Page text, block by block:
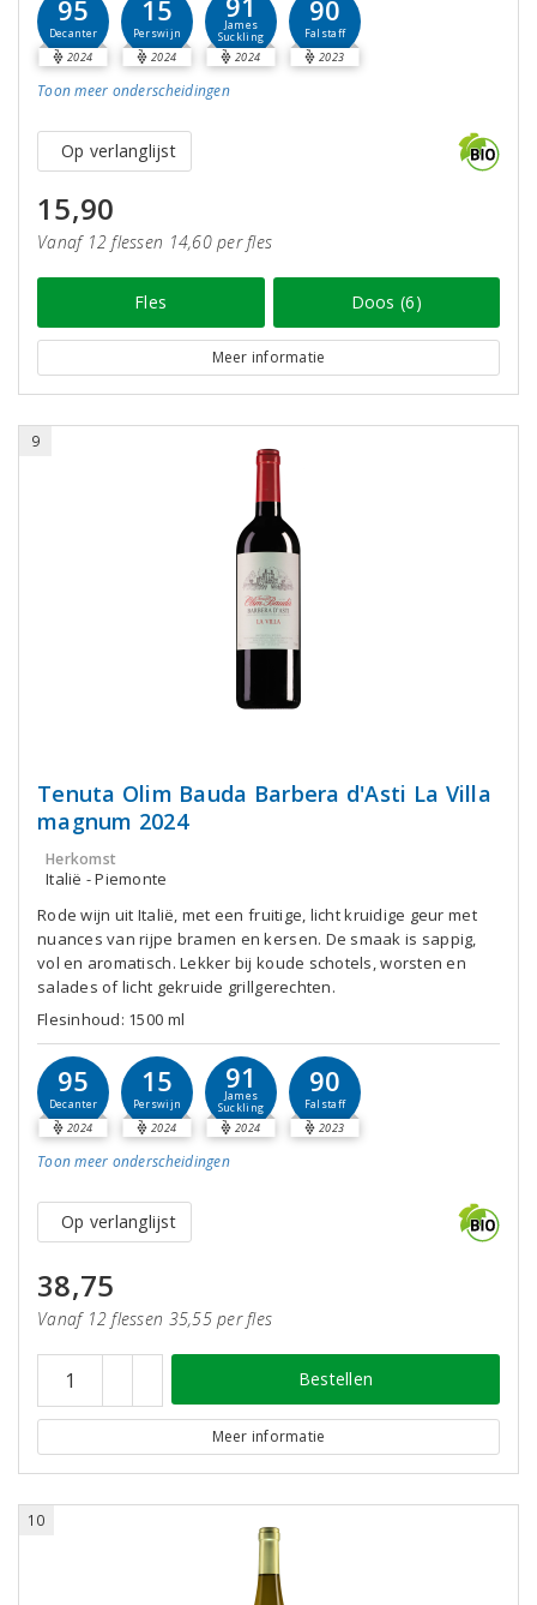
95
Decanter
2024
15
Perswijn
2024
James
Suckling
2024
90
Falstaff
2023
Toon meer onderscheidingen
Op verlanglijst
15,90
Vanaf 12 flessen 14,60 per fles
Fles Doos (6)
Meer informatie
9
Tenuta Olim Bauda Barbera d'Asti La Villa
magnum 2024
Herkomst
Italië - Piemonte
Rode wijn uit Italië, met een fruitige, licht kruidige geur met
nuances van rijpe bramen en kersen. De smaak is sappig,
vol en aromatisch. Lekker bij koude schotels, worsten en
salades of licht gekruide grillgerechten.
Flesinhoud: 1500 ml
95
Decanter
2024
15
Perswijn
2024
91
James
Suckling
2024
90
Falstaff
2023
Toon meer onderscheidingen
Op verlanglijst
38,75
Vanaf 12 flessen 35,55 per fles
Bestellen
Meer informatie
10